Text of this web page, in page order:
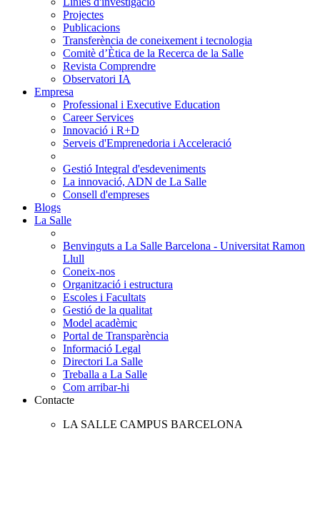
Projectes
Publicacions
Transferència de coneixement i tecnologia
Comitè d’Ètica de la Recerca de la Salle
Revista Comprendre
Observatori IA
Empresa
Professional i Executive Education
Career Services
Innovació i R+D
Serveis d'Emprenedoria i Acceleració
Gestió Integral d'esdeveniments
La innovació, ADN de La Salle
Consell d'empreses
Blogs
La Salle
Benvinguts a La Salle Barcelona - Universitat Ramon
Llull
Coneix-nos
Organització i estructura
Escoles i Facultats
Gestió de la qualitat
Model acadèmic
Portal de Transparència
Informació Legal
Directori La Salle
Treballa a La Salle
Com arribar-hi
Contacte
LA SALLE CAMPUS BARCELONA